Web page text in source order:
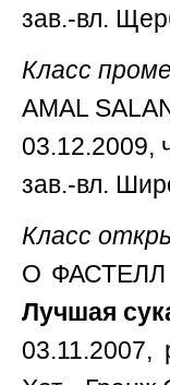
зав.-вл.
Класс
AMAL
03.12.2009,
зав.-вл.
Класс
О
Лучшая